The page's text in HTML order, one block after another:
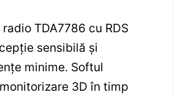
TDA7786 cu RDS
sensibilă și
minime. Softul
3D în timp